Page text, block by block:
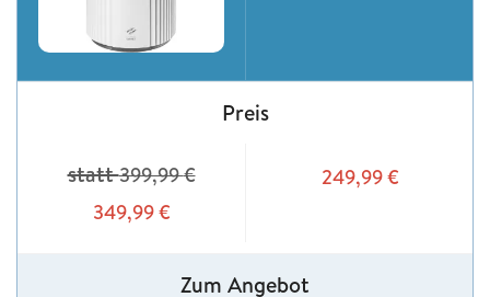
Preis
statt399,99€
349,99€
249,99€
Zum Angebot